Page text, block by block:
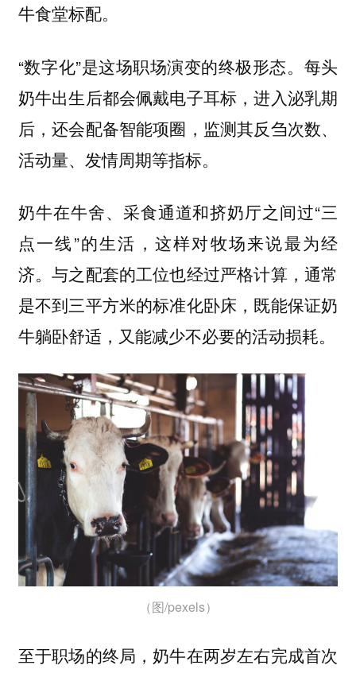
牛食堂标配。
“数字化”是这场职场演变的终极形态。每头
奶牛出生后都会佩戴电子耳标，进入泌乳期
后，还会配备智能项圈，监测其反刍次数、
活动量、发情周期等指标。
奶牛在牛舍、采食通道和挤奶厅之间过“三
点一线”的生活，这样对牧场来说最为经
济。与之配套的工位也经过严格计算，通常
是不到三平方米的标准化卧床，既能保证奶
牛躺卧舒适，又能减少不必要的活动损耗。
（图/pexels）
至于职场的终局，奶牛在两岁左右完成首次